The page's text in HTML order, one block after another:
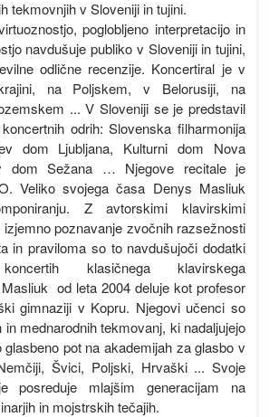
tekmovnjih v Sloveniji in tujini.
poglobljeno interpretacijo in
navdušuje publiko v Sloveniji in tujini,
odlične recenzije. Koncertiral je v
na Poljskem, v Belorusiji, na
... V Sloveniji se je predstavil
odrih: Slovenska filharmonija
dom Ljubljana, Kulturni dom Nova
dom Sežana … Njegove recitale je
Veliko svojega časa Denys Masliuk
Z avtorskimi klavirskimi
poznavanje zvočnih razsežnosti
in praviloma so to navdušujoči dodatki
klasičnega klavirskega
od leta 2004 deluje kot profesor
gimnaziji v Kopru. Njegovi učenci so
in mednarodnih tekmovanj, ki nadaljujejo
pot na akademijah za glasbo v
Švici, Poljski, Hrvaški ... Svoje
posreduje mlajšim generacijam na
in mojstrskih tečajih.